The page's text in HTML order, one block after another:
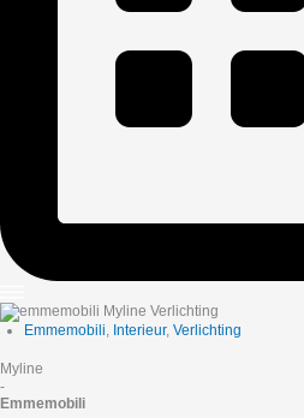
Emmemobili, Interieur, Verlichting
Myline
-
Emmemobili